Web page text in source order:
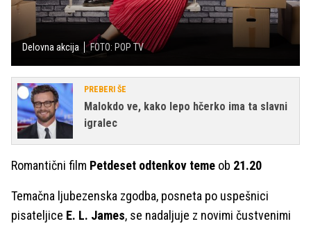
Delovna akcija FOTO: POP TV
PREBERI ŠE
Malokdo ve, kako lepo hčerko ima ta slavni
igralec
Romantični film Petdeset odtenkov teme ob 21.20
Temačna ljubezenska zgodba, posneta po uspešnici
pisateljice E. L. James, se nadaljuje z novimi čustvenimi